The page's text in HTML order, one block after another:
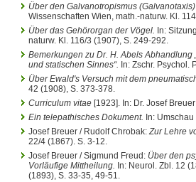
Über den Galvanotropismus
Wissenschaften Wien, math.-naturw. Kl.
Über das Gehörorgan der Vögel. In:
naturw. Kl. 116/3 (1907), S. 249-292.
Bemerkungen zu Dr. H. Abels
und statischen Sinnes“. In: Zschr. Psychol.
Über Ewald's Versuch mit dem
42 (1908), S. 373-378.
Curriculum vitae [1923]. In: Dr. Josef
Ein telepathisches Dokument. In:
Josef Breuer / Rudolf Chrobak:Zur Lehre
22/4 (1867). S. 3-12.
Josef Breuer / Sigmund Freud: Über den
Vorläufige Mittheilung. In: Neurol. Zbl. 12
(1893), S. 33-35, 49-51.